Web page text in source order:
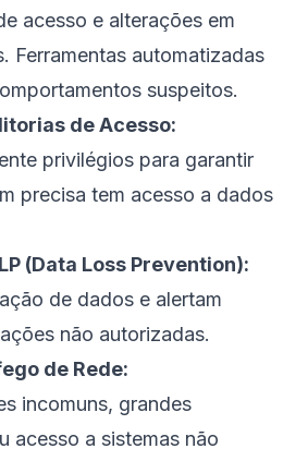
acesso e alterações em
Ferramentas automatizadas
suspeitos.
de Acesso:
privilégios para garantir
precisa tem acesso a dados
(Data Loss Prevention):
de dados e alertam
não autorizadas.
de Rede:
incomuns, grandes
acesso a sistemas não